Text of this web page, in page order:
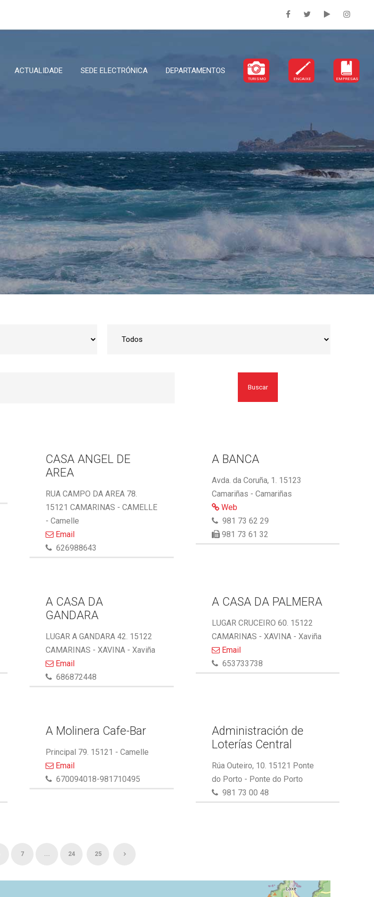
ACTUALIDADE SEDE ELECTRÓNICA DEPARTAMENTOS
TURISMO ENCAIXE EMPRESAS
Buscar
CASA ANGEL DE
AREA
RUA CAMPO DA AREA 78.
15121 CAMARINAS - CAMELLE
- Camelle
Email
626988643
A BANCA
Avda. da Coruña, 1. 15123
Camariñas - Camariñas
Web
981 73 62 29
981 73 61 32
A CASA DA
GANDARA
LUGAR A GANDARA 42. 15122
CAMARINAS - XAVINA - Xaviña
Email
686872448
A CASA DA PALMERA
LUGAR CRUCEIRO 60. 15122
CAMARINAS - XAVINA - Xaviña
Email
653733738
A Molinera Cafe-Bar
Principal 79. 15121 - Camelle
Email
670094018-981710495
Administración de
Loterías Central
Rúa Outeiro, 10. 15121 Ponte
do Porto - Ponte do Porto
981 73 00 48
7 ... 24 25